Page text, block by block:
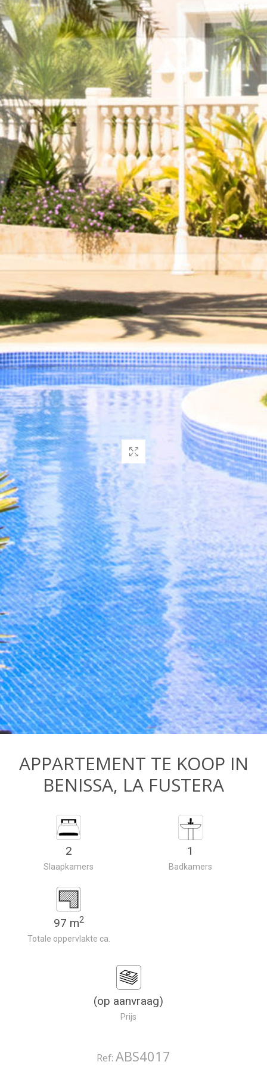
APPARTEMENT TE KOOP IN
BENISSA, LA FUSTERA
2
Slaapkamers
1
Badkamers
97 m2
Totale oppervlakte ca.
(op aanvraag)
Prijs
Ref: ABS4017